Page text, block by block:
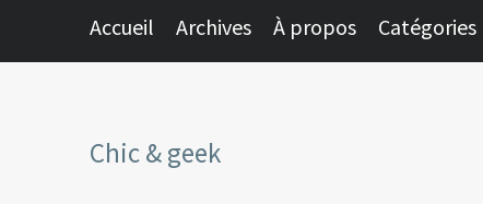
Accueil Archives À propos Catégories
Chic & geek